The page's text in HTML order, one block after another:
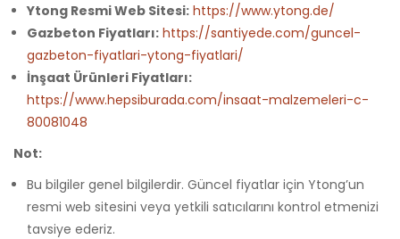
Ytong Resmi Web Sitesi: https://www.ytong.de/
Gazbeton Fiyatları: https://santiyede.com/guncel-
gazbeton-fiyatlari-ytong-fiyatlari/
İnşaat Ürünleri Fiyatları:
https://www.hepsiburada.com/insaat-malzemeleri-c-
80081048
Not:
Bu bilgiler genel bilgilerdir. Güncel fiyatlar için Ytong’un
resmi web sitesini veya yetkili satıcılarını kontrol etmenizi
tavsiye ederiz.